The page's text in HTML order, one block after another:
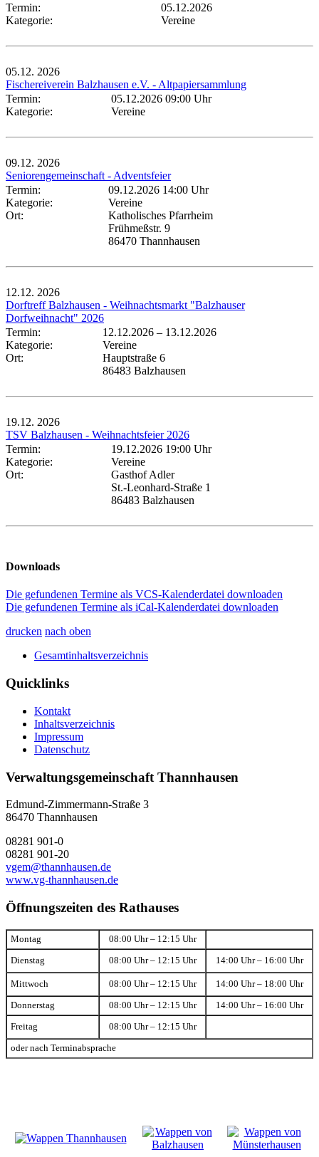
Termin:
05.12.2026
Kategorie:
Vereine
05.12. 2026
Fischereiverein Balzhausen e.V. - Altpapiersammlung
Termin:
05.12.2026 09:00 Uhr
Kategorie:
Vereine
09.12. 2026
Seniorengemeinschaft - Adventsfeier
Termin:
09.12.2026 14:00 Uhr
Kategorie:
Vereine
Ort:
Katholisches Pfarrheim
Frühmeßstr. 9
86470 Thannhausen
12.12. 2026
Dorftreff Balzhausen - Weihnachtsmarkt "Balzhauser
Dorfweihnacht" 2026
Termin:
12.12.2026 – 13.12.2026
Kategorie:
Vereine
Ort:
Hauptstraße 6
86483 Balzhausen
19.12. 2026
TSV Balzhausen - Weihnachtsfeier 2026
Termin:
19.12.2026 19:00 Uhr
Kategorie:
Vereine
Ort:
Gasthof Adler
St.-Leonhard-Straße 1
86483 Balzhausen
Downloads
Die gefundenen Termine als VCS-Kalenderdatei downloaden
Die gefundenen Termine als iCal-Kalenderdatei downloaden
drucken nach oben
Gesamtinhaltsverzeichnis
Quicklinks
Kontakt
Inhaltsverzeichnis
Impressum
Datenschutz
Verwaltungsgemeinschaft Thannhausen
Edmund-Zimmermann-Straße 3
86470 Thannhausen
08281 901-0
08281 901-20
vgem@thannhausen.de
www.vg-thannhausen.de
Öffnungszeiten des Rathauses
Montag 08:00 Uhr – 12:15 Uhr
Dienstag 08:00 Uhr – 12:15 Uhr 14:00 Uhr – 16:00 Uhr
Mittwoch 08:00 Uhr – 12:15 Uhr 14:00 Uhr – 18:00 Uhr
Donnerstag 08:00 Uhr – 12:15 Uhr 14:00 Uhr – 16:00 Uhr
Freitag 08:00 Uhr – 12:15 Uhr
oder nach Terminabsprache